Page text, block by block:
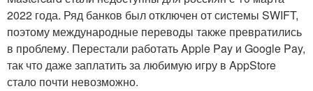
2022 года. Ряд банков был отключен от системы SWIFT,
поэтому международные переводы также превратились
в проблему. Перестали работать Apple Pay и Google Pay,
так что даже заплатить за любимую игру в AppStore
стало почти невозможно.